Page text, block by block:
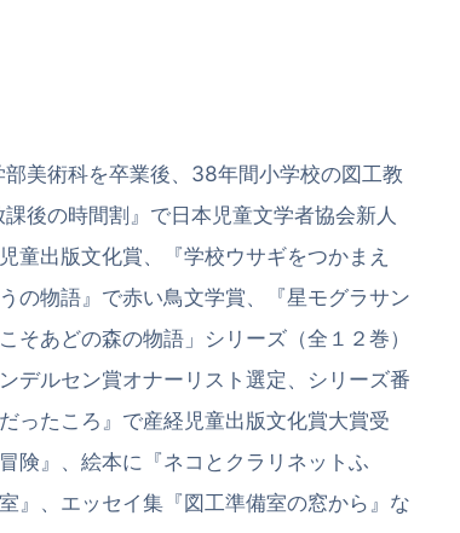
美術科を卒業後、38年間小学校の図工教
後の時間割』で日本児童文学者協会新人
童出版文化賞、『学校ウサギをつかまえ
の物語』で赤い鳥文学賞、『星モグラサン
そあどの森の物語」シリーズ（全１２巻）
デルセン賞オナーリスト選定、シリーズ番
ったころ』で産経児童出版文化賞大賞受
険』、絵本に『ネコとクラリネットふ
』、エッセイ集『図工準備室の窓から』な